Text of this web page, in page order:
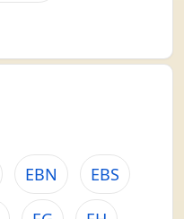
EBN EBS